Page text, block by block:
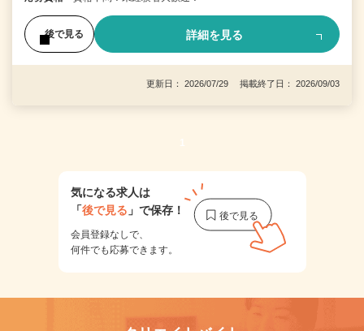
後で見る 詳細を見る
更新日： 2026/07/29 掲載終了日： 2026/09/03
1
気になる求人は
「後で見る 」で保存！
会員登録なしで、
何件でも応募できます。